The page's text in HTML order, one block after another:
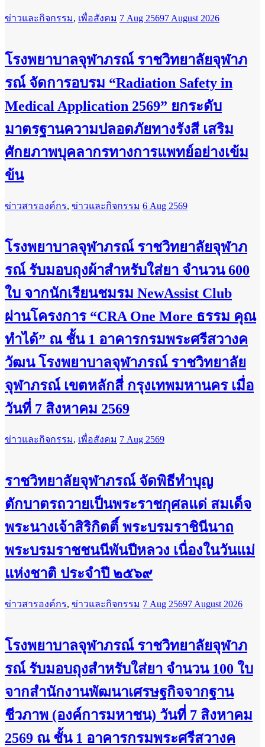
ข่าวและกิจกรรม, เพื่อสังคม 7 Aug 25697 August 2026
โรงพยาบาลจุฬาภรณ์ ราชวิทยาลัยจุฬาภ
รณ์ จัดการอบรม “Radiation Safety in
Medical Application 2569” ยกระดับ
มาตรฐานความปลอดภัยทางรังสี เสริม
ศักยภาพบุคลากรทางการแพทย์อย่างเข้ม
ข้น
ข่าวสารองค์กร, ข่าวและกิจกรรม 6 Aug 2569
โรงพยาบาลจุฬาภรณ์ ราชวิทยาลัยจุฬาภ
รณ์ รับมอบถุงผ้าสำหรับใส่ยา จำนวน 600
ใบ จากนักเรียนชมรม NewAssist Club
ผ่านโครงการ “CRA One More ธรรม คุณ
ทำได้” ณ ชั้น 1 อาคารกรมพระศรีสวางค
วัฒน โรงพยาบาลจุฬาภรณ์ ราชวิทยาลัย
จุฬาภรณ์ เขตหลักสี่ กรุงเทพมหานคร เมื่อ
วันที่ 7 สิงหาคม 2569
ข่าวและกิจกรรม, เพื่อสังคม 7 Aug 2569
ราชวิทยาลัยจุฬาภรณ์ จัดพิธีทำบุญ
ตักบาตรถวายเป็นพระราชกุศลแด่ สมเด็จ
พระนางเจ้าสิริกิตติ์ พระบรมราชินีนาถ
พระบรมราชชนนีพันปีหลวง เนื่องในวันแม่
แห่งชาติ ประจำปี ๒๕๖๙
ข่าวสารองค์กร, ข่าวและกิจกรรม 7 Aug 25697 August 2026
โรงพยาบาลจุฬาภรณ์ ราชวิทยาลัยจุฬาภ
รณ์ รับมอบถุงสำหรับใส่ยา จำนวน 100 ใบ
จากสำนักงานพัฒนาเศรษฐกิจจากฐาน
ชีวภาพ (องค์การมหาชน) วันที่ 7 สิงหาคม
2569 ณ ชั้น 1 อาคารกรมพระศรีสวางค